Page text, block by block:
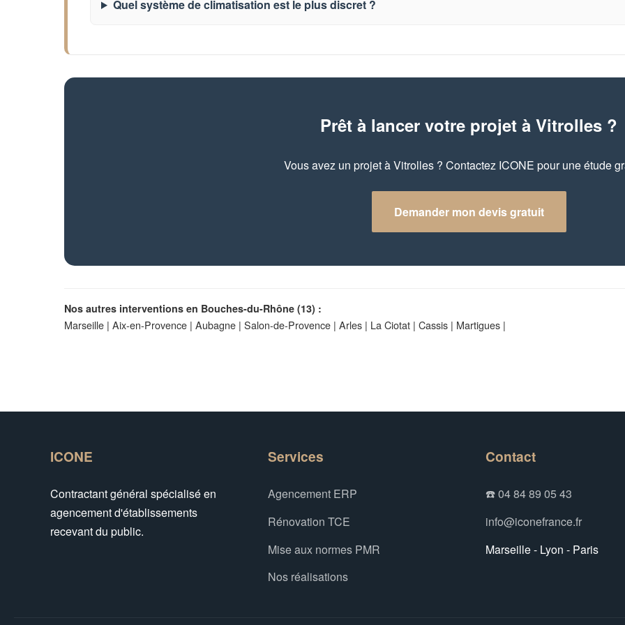
Quel système de climatisation est le plus discret ?
Prêt à lancer votre projet à Vitrolles ?
Vous avez un projet à Vitrolles ? Contactez ICONE pour une étude
Demander mon devis gratuit
Nos autres interventions en Bouches-du-Rhône (13) :
Marseille | Aix-en-Provence | Aubagne | Salon-de-Provence | Arles | La Ciotat | Cassis | Martigues |
ICONE
Contractant général spécialisé en
agencement d'établissements
recevant du public.
Services
Agencement ERP
Rénovation TCE
Mise aux normes PMR
Nos réalisations
Contact
☎️ 04 84 89 05 43
info@iconefrance.fr
Marseille - Lyon - Paris